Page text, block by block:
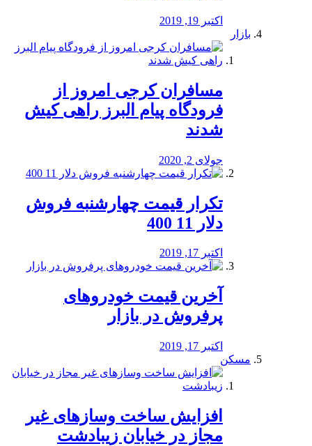
اکتبر 19, 2019
بازار
مسافران کرجی امروز از
فرودگاه پیام البرز راهی کیش
شدند
جولای 2, 2020
تکرار قیمت چهارشنبه فروش
دلار 11 400
اکتبر 17, 2019
آخرین قیمت خودرو‌های
پرفروش در بازار
اکتبر 17, 2019
مسکن
افزایش ساخت وسازهای غیر
مجاز در خیابان زیبادشت